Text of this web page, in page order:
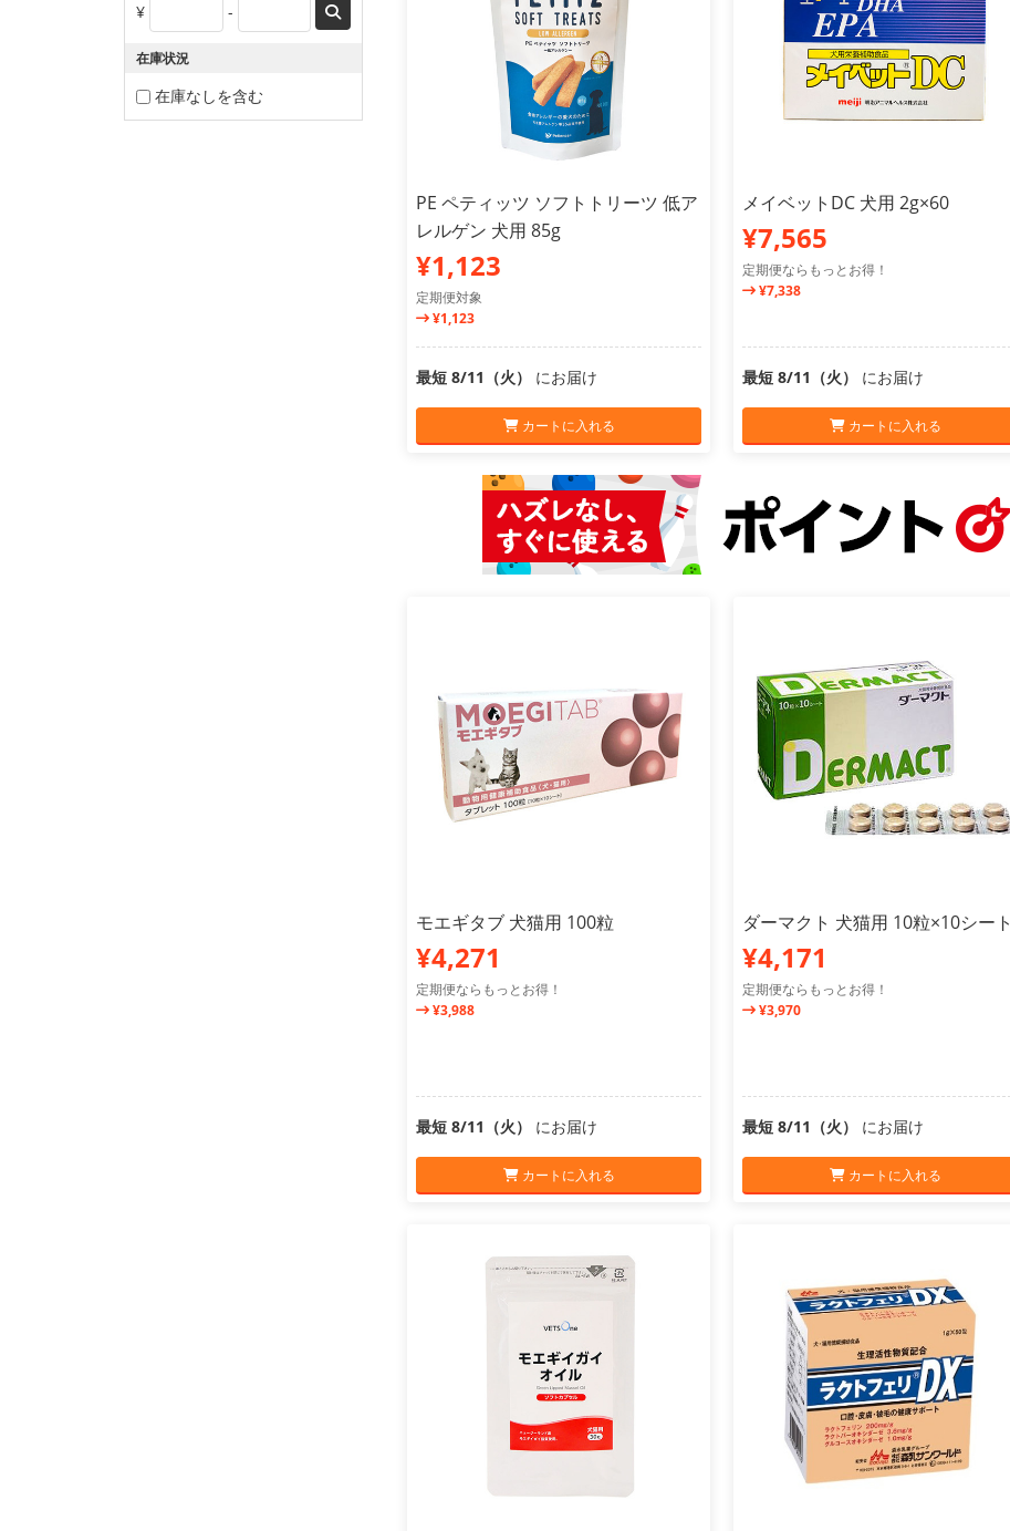
¥ -
在庫状況
在庫なしを含む
PE ペティッツ ソフトトリーツ 低ア
レルゲン 犬用 85g
¥1,123
定期便対象
¥1,123
最短 8/11（火） にお届け
カートに入れる
メイベットDC 犬用 2g×60
¥7,565
定期便ならもっとお得！
¥7,338
最短 8/11（火） にお届け
カートに入れる
モエギタブ 犬猫用 100粒
¥4,271
定期便ならもっとお得！
¥3,988
最短 8/11（火） にお届け
カートに入れる
ダーマクト 犬猫用 10粒×10シート
¥4,171
定期便ならもっとお得！
¥3,970
最短 8/11（火） にお届け
カートに入れる